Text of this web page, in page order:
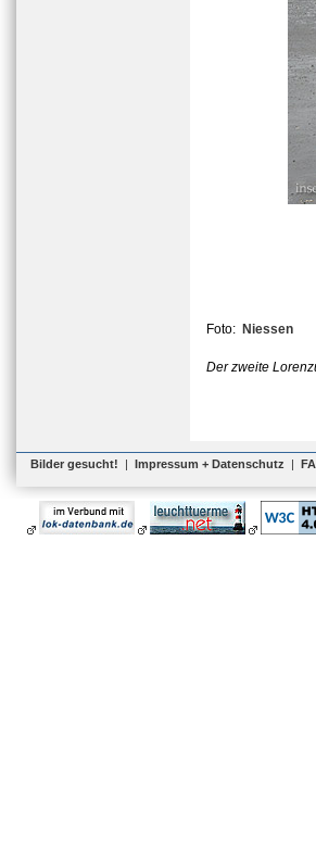
Foto: Niessen
Der zweite
Bilder gesucht! | Impressum + Datenschutz |